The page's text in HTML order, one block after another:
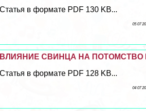
Статья в формате PDF 130 KB...
05 07
ВЛИЯНИЕ СВИНЦА НА
Статья в формате PDF 128 KB...
04 07